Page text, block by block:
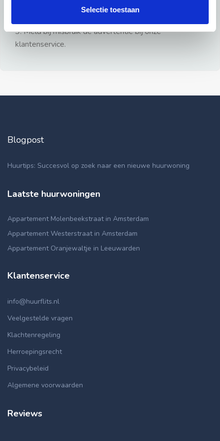
Selectie toestaan
3: Meld bij misbruik de advertentie bij onze
klantenservice.
Blogpost
Huurtips: Succesvol op zoek naar een nieuwe huurwoning
Laatste huurwoningen
Appartement Molenbeekstraat in Amsterdam
Appartement Westerstraat in Amsterdam
Appartement Oranjewaltje in Leeuwarden
Klantenservice
info@huurflits.nl
Veelgestelde vragen
Klachtenregeling
Herroepingsrecht
Privacybeleid
Algemene voorwaarden
Reviews